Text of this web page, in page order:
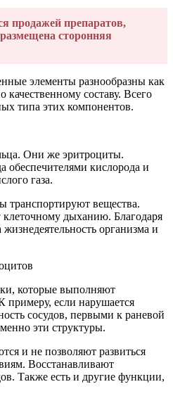
продажей препаратов,
сторонняя
элементы разнообразны как
качественному составу. Всего
типа этих компонентов.
Они же эритроциты.
обеспечителями кислорода и
газа.
транспортируют вещества.
дыханию. Благодаря
организма и
которые выполняют
если нарушается
сосудов, первыми к раневой
эти структуры.
и не позволяют развиться
Восстанавливают
Также есть и другие функции,